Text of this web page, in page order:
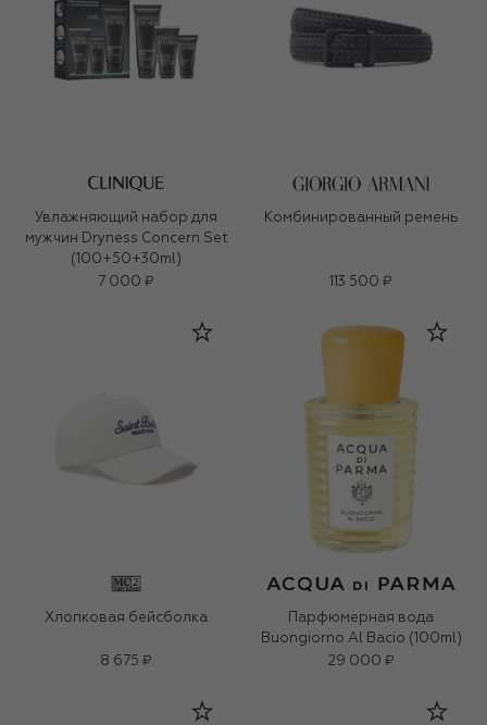
Увлажняющий набор для
мужчин Dryness Concern Set
(100+50+30ml)
7 000 ₽
Комбинированный ремень
113 500 ₽
Хлопковая бейсболка
8 675 ₽
Парфюмерная вода
Buongiorno Al Bacio (100ml)
29 000 ₽